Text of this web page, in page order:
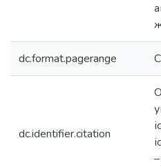
dc.format.pagerange
dc.identifier.citation